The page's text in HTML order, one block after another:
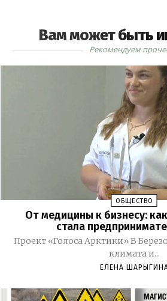
Вам может быть
Рекомендуем
ОБЩЕСТВО
От медицины к бизнесу:
стала
Проект «Голоса Арктики» В Березово, в краю сурового
климата и...
ЕЛЕНА